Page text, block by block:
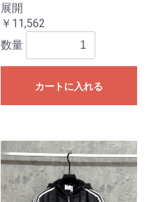
展開
￥11,562
数量
カートに入れる